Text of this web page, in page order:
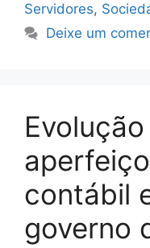
Servidores,
Deixe um
contábil
governo